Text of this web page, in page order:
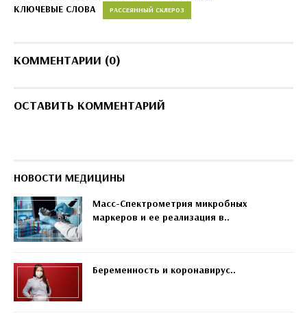
КЛЮЧЕВЫЕ СЛОВА РАССЕЯННЫЙ СКЛЕРОЗ
КОММЕНТАРИИ (0)
ОСТАВИТЬ КОММЕНТАРИЙ
НОВОСТИ МЕДИЦИНЫ
Масс-Спектрометрия микробных
маркеров и ее реализация в..
Беременность и коронавирус..